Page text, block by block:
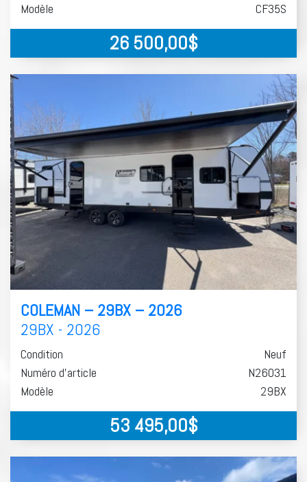
Modèle
CF35S
26 500,00$
COLEMAN – 29BX – 2026
29BX - 2026
Condition
Neuf
Numéro d'article
N26031
Modèle
29BX
53 495,00$